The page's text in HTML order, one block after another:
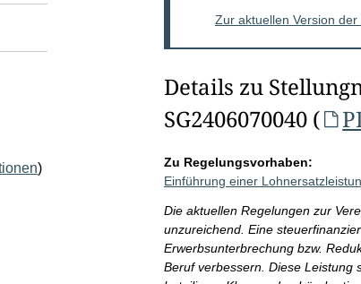
)
Zur aktuellen Version
Details zu
SG2406070040 (
Zu Regelungsvorhaben:
Einführung einer
Die aktuellen Regelungen zur
unzureichend. Eine
Erwerbsunterbrechung bzw.
Beruf verbessern. Diese Leistung